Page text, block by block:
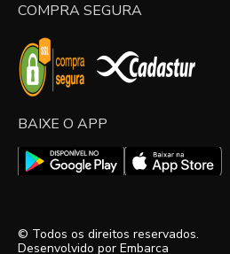
COMPRA SEGURA
BAIXE O APP
© Todos os direitos reservados.
Desenvolvido por Embarca